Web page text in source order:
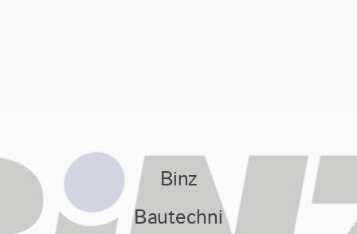
Binz
Bautechni